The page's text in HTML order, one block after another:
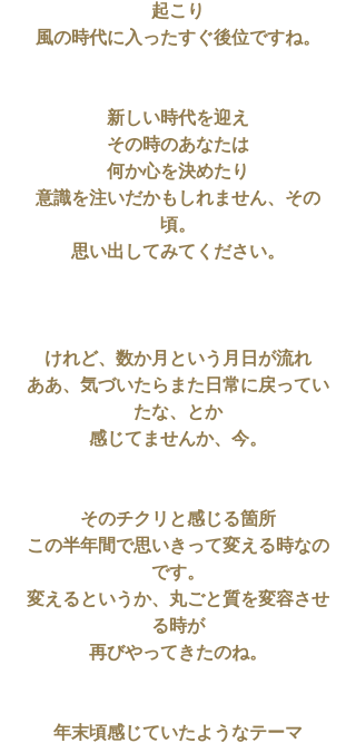
起こり
風の時代に入ったすぐ後位ですね。
新しい時代を迎え
その時のあなたは
何か心を決めたり
意識を注いだかもしれません、その
頃。
思い出してみてください。
けれど、数か月という月日が流れ
ああ、気づいたらまた日常に戻ってい
たな、とか
感じてませんか、今。
そのチクリと感じる箇所
この半年間で思いきって変える時なの
です。
変えるというか、丸ごと質を変容させ
る時が
再びやってきたのね。
年末頃感じていたようなテーマ